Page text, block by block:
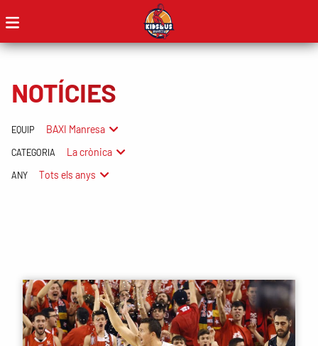
NOTÍCIES
EQUIP BAXI Manresa
CATEGORIA La crònica
ANY Tots els anys